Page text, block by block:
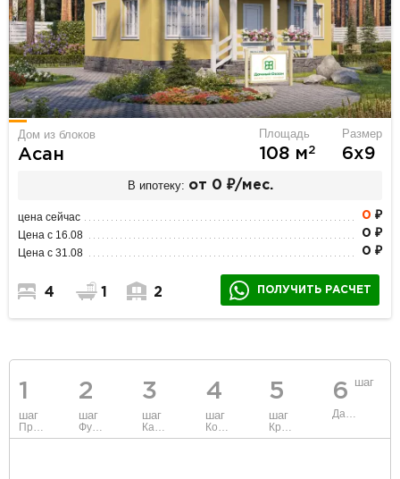
Дом из блоков
Асан
Площадь
108 м2
Размер
6х9
В ипотеку: от 0 ₽/мес.
цена сейчас 0 ₽
Цена с 16.08 0 ₽
Цена с 31.08 0 ₽
4 1 2 ПОЛУЧИТЬ РАСЧЕТ
1
шаг
Проект
2
шаг
Фундамент
3
шаг
Каркас и стены
4
шаг
Коммуникации
5
шаг
Крыша
6 шаг
Данные